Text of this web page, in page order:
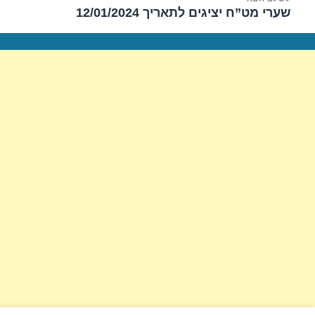
הפוסט
שערי מט”ח יציגים לתאריך 12/01/2024